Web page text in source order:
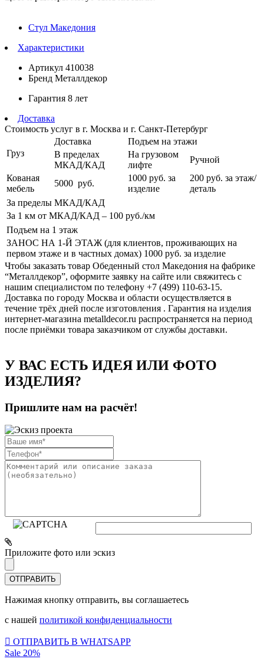
Стул Македония
Характеристики
Артикул 410038
Бренд Металлдекор
Гарантия 8 лет
Доставка
Стоимость услуг в г. Москва и г. Санкт-Петербург
Груз
Доставка
Подъем на этажи
В пределах
МКАД/КАД
На грузовом
лифте
Ручной
Кованая
мебель
5000 руб.
1000 руб. за
изделие
200 руб. за этаж/
деталь
За пределы МКАД/КАД
За 1 км от МКАД/КАД – 100 руб./км
Подъем на 1 этаж
ЗАНОС НА 1-Й ЭТАЖ (для клиентов, проживающих на
первом этаже и в частных домах) 1000 руб. за изделие
Чтобы заказать товар Обеденный стол Македония на фабрике
“Металлдекор”, оформите заявку на сайте или свяжитесь с
нашим специалистом по телефону +7 (499) 110-63-15.
Доставка по городу Москва и области осуществляется в
течение трёх дней после изготовления . Гарантия на изделия
интернет-магазина metalldecor.ru распространяется на период
после приёмки товара заказчиком от службы доставки.
У ВАС ЕСТЬ ИДЕЯ ИЛИ ФОТО
ИЗДЕЛИЯ?
Пришлите нам на расчёт!
Приложите фото или эскиз
Нажимая кнопку отправить, вы соглашаетесь
с нашей политикой конфиденциальности
ОТПРАВИТЬ В WHATSAPP
Sale 20%